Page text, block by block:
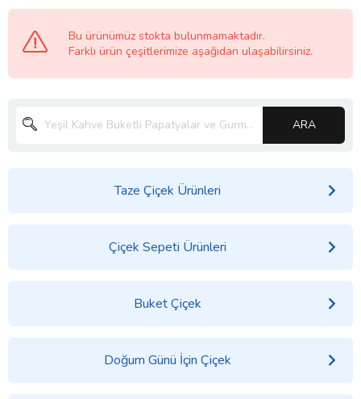
Bu ürünümüz stokta bulunmamaktadır.
Farklı ürün çeşitlerimize aşağıdan ulaşabilirsiniz.
ARA
Taze Çiçek Ürünleri
Çiçek Sepeti Ürünleri
Buket Çiçek
Doğum Günü İçin Çiçek